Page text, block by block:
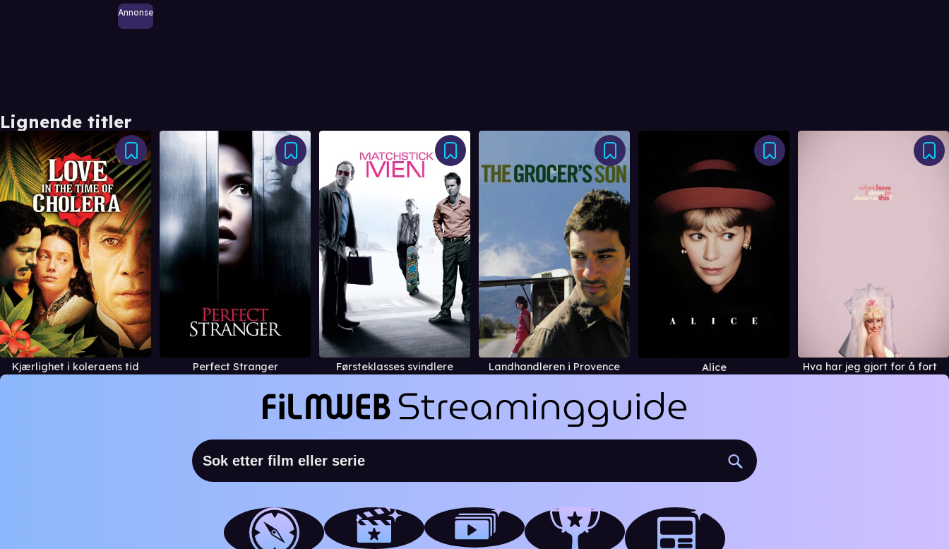
Annonse
Lignende titler
Kjærlighet i koleraens tid Perfect Stranger Førsteklasses svindlere Landhandleren i Provence Alice Hva har jeg gjort for å fortjene dette?